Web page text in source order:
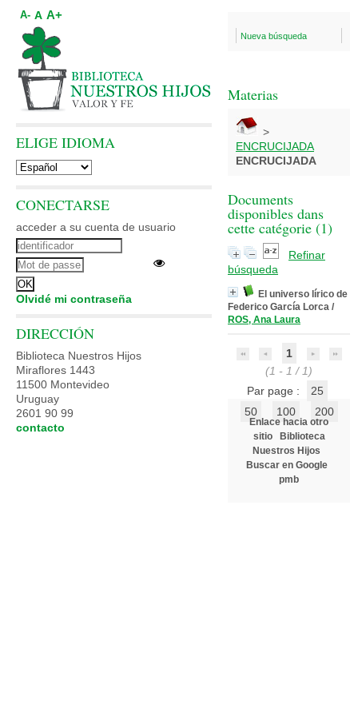
Nueva búsqueda
Materias
>
ENCRUCIJADA
ENCRUCIJADA
Documents
disponibles dans
cette catégorie (1)
Refinar
búsqueda
El universo lírico de
Federico García Lorca /
ROS, Ana Laura
1
(1 - 1 / 1)
Par page :
25
50
100 200
Enlace hacia otro
sitio
Biblioteca
Nuestros Hijos
Buscar en Google
pmb
A- A A+
ELIGE IDIOMA
CONECTARSE
acceder a su cuenta de usuario
Olvidé mi contraseña
DIRECCIÓN
Biblioteca Nuestros Hijos
Miraflores 1443
11500 Montevideo
Uruguay
2601 90 99
contacto